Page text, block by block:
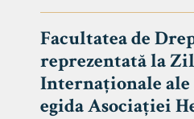
UNIVERSITATEA
Facultatea de
reprezentată la
Internaționale
egida Asociației